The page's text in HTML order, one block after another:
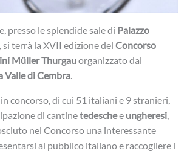
presso le splendide sale di Palazzo
si terrà la XVII edizione del Concorso
Müller Thurgauorganizzato dal
di Cembra.
concorso, di cui 51 italiani e 9 stranieri,
di cantinetedeschee ungheresi,
nel Concorso una interessante
al pubblico italiano e raccogliere i